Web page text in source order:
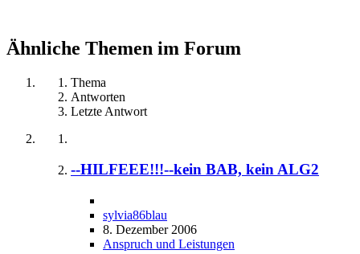
Ähnliche Themen im Forum
Thema
Antworten
Letzte Antwort
--HILFEEE!!!--kein BAB, kein ALG2
sylvia86blau
8. Dezember 2006
Anspruch und Leistungen